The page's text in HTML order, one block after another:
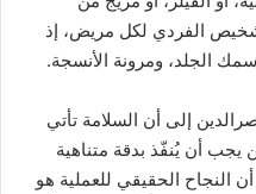
الفردي لكل مريض، إذ
الجلد، ومرونة الأنسجة.
إلى أن السلامة تأتي
يجب أن يُنفّذ بدقة متناهية
النجاح الحقيقي للعملية هو